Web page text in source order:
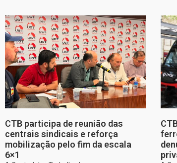
CTB participa de reunião das
centrais sindicais e reforça
mobilização pelo fim da escala
6×1